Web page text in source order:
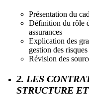
Présentation du
Définition du rôle
assurances
Explication des
gestion des risques
Révision des
2. LES
STRUCTURE